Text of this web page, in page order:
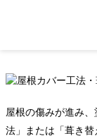
屋根カ
屋根の傷みが進み
法」または「葺き